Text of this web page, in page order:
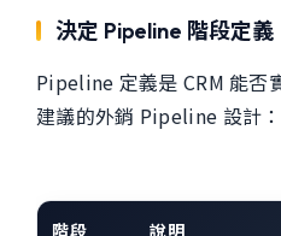
決定 Pipeline 階段定義
Pipeline 定義是 CRM 能否
建議的外銷 Pipeline 設計：
階段 說明